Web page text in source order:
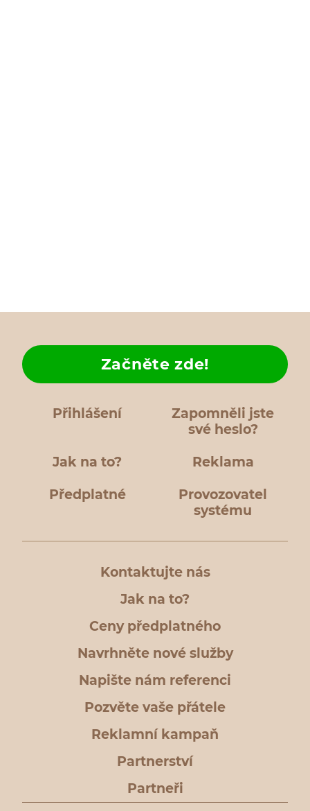
Přihlášení
Zapomněli jste
své heslo?
Jak na to?
Začněte zde!
Reklama
Předplatné
Provozovatel
systému
Kontaktujte nás
Jak na to?
Ceny předplatného
Navrhněte nové služby
Napište nám referenci
Pozvěte vaše přátele
Reklamní kampaň
Partnerství
Partneři